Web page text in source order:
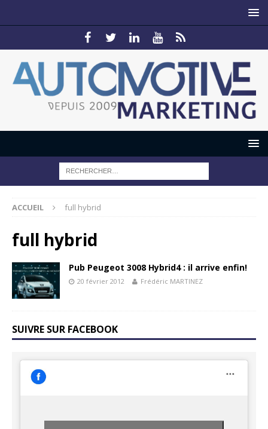
ACCUEIL full hybrid
full hybrid
Pub Peugeot 3008 Hybrid4 : il arrive enfin!
20 février 2012 Frédéric MARTINEZ
SUIVRE SUR FACEBOOK